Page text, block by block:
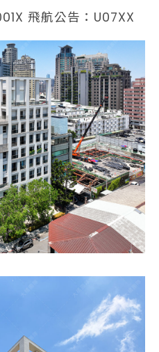
飛航公告：U07XX